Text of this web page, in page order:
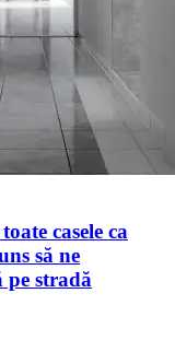
casele ca
să ne
pe stradă